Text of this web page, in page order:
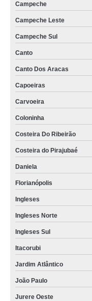
locação de mobiliario Monte
aluguel de poltronas para
valor de aluguel de moveis
aluguel de moveis para
aluguel de poltronas para
valor de locação de plantas
valor de locação de
valor de locação de móveis
aluguel de mobiliario para
locação de móveis para
valor de locação de plantas
aluguel de móveis para
valor de aluguel de moveis
Campeche
Campeche Leste
Campeche Sul
Canto
Canto Dos Aracas
Capoeiras
Carvoeira
Coloninha
Costeira Do Ribeirão
Costeira do Pirajubaé
Daniela
Florianópolis
Ingleses
Ingleses Norte
Ingleses Sul
Itacorubi
Jardim Atlântico
João Paulo
Jurere Oeste